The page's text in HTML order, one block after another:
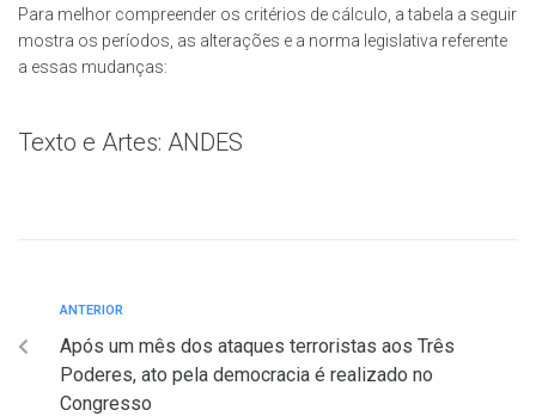
Para melhor compreender os critérios de cálculo, a tabela a seguir
mostra os períodos, as alterações e a norma legislativa referente
a essas mudanças:
Texto e Artes: ANDES
ANTERIOR
Após um mês dos ataques terroristas aos Três
Poderes, ato pela democracia é realizado no
Congresso